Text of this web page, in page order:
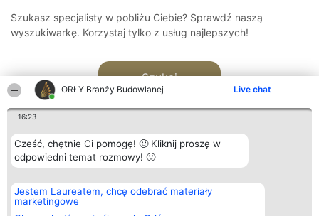
ORŁY Branży Budowlanej Live chat
16:23
Cześć, chętnie Ci pomogę! 🙂 Kliknij proszę w
odpowiedni temat rozmowy! 🙂
Jestem Laureatem, chcę odebrać materiały
marketingowe
Szukasz specjalisty w pobliżu Ciebie? Sprawdź naszą
wyszukiwarkę. Korzystaj tylko z usług najlepszych!
Szukaj
Organizator plebiscytu
Bright Side Solutions sp. z o.
o. sp. k.
ul. Ruska 22
Plebiscyt
Laureaci
wszystkich
Kontakt
Kontakt